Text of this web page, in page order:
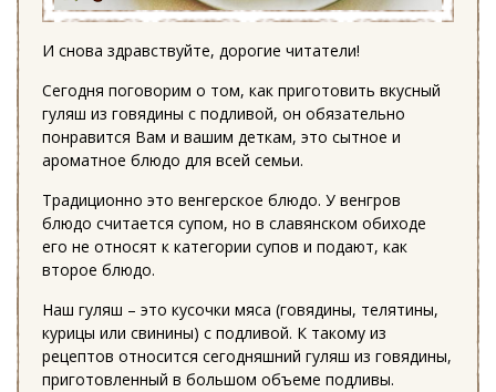
И снова здравствуйте, дорогие читатели!
Сегодня поговорим о том, как приготовить вкусный
гуляш из говядины с подливой, он обязательно
понравится Вам и вашим деткам, это сытное и
ароматное блюдо для всей семьи.
Традиционно это венгерское блюдо. У венгров
блюдо считается супом, но в славянском обиходе
его не относят к категории супов и подают, как
второе блюдо.
Наш гуляш – это кусочки мяса (говядины, телятины,
курицы или свинины) с подливой. К такому из
рецептов относится сегодняшний гуляш из говядины,
приготовленный в большом объеме подливы.